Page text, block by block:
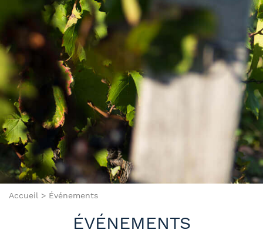
Accueil > Événements
ÉVÉNEMENTS